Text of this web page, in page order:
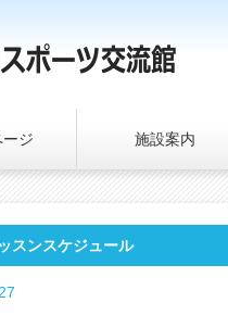
ージ 施設案内
ッスンスケジュール